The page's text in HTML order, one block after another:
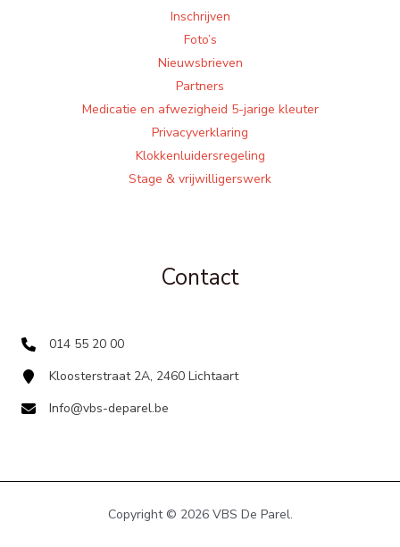
Inschrijven
Foto’s
Nieuwsbrieven
Partners
Medicatie en afwezigheid 5-jarige kleuter
Privacyverklaring
Klokkenluidersregeling
Stage & vrijwilligerswerk
Contact
014 55 20 00
Kloosterstraat 2A, 2460 Lichtaart
Info@vbs-deparel.be
Copyright © 2026 VBS De Parel.